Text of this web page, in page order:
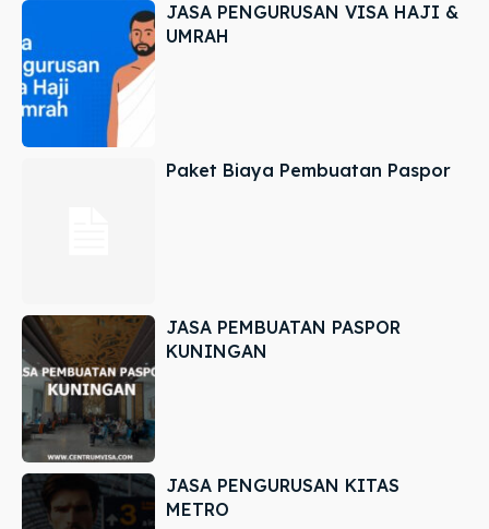
JASA PENGURUSAN VISA HAJI &
UMRAH
Paket Biaya Pembuatan Paspor
JASA PEMBUATAN PASPOR
KUNINGAN
JASA PENGURUSAN KITAS
METRO